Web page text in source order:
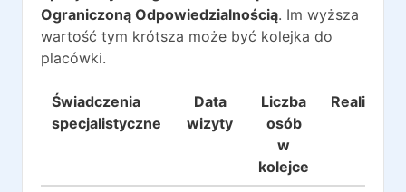
Ograniczoną Odpowiedzialnością. Im wyższa
wartość tym krótsza może być kolejka do
placówki.
Świadczenia
specjalistyczne
Data
wizyty
Liczba
osób
w
kolejce
Realizacje